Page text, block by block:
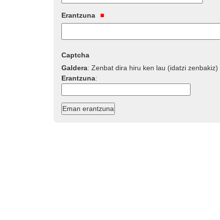
Erantzuna
Captcha
Galdera:Zenbat dira hiru ken lau (idatzi zenbakiz)
Erantzuna: